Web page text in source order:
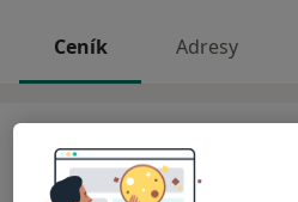
Ceník Adresy
Ceník
Informace o službách a